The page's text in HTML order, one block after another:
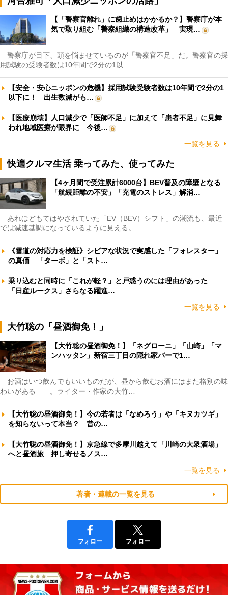
【「警察官離れ」に歯止めはかかるか？】警察庁が本
気で取り組む「警察組織の構造改革」 実現…
警察庁が目下、頭を悩ませているのが「警察官不足」だ。警察官の採
用試験の受験者数は10年間で2分の1以…
【安全・安心ニッポンの危機】採用試験受験者数は10年間で2分の1
以下に！ 出生数減がも…
【医療崩壊】人口減少で「医師不足」に加えて「患者不足」に見舞
われ地域医療が限界に 今後…
一覧を見る
快適クルマ生活 乗ってみた、使ってみた
【4ヶ月間で受注累計6000台】BEV普及の障壁となる
「航続距離の不安」「充電のストレス」解消…
あれほどもてはやされていた「EV（BEV）シフト」の潮流も、最近
では減速基調になっているように見える。…
《雪道の対応力を検証》シビアな状況で実感した「フォレスター」
の真価 「ターボ」と「スト…
乗り込むと同時に「これが軽？」と戸惑うのには理由があった
「日産ルークス」さらなる躍進…
一覧を見る
大竹聡の「昼酒御免！」
【大竹聡の昼酒御免！】「ネグローニ」「山崎」「マ
ンハッタン」新宿三丁目の隠れ家バーで1…
お酒はいつ飲んでもいいものだが、昼から飲むお酒にはまた格別の味
わいがある――。ライター・作家の大竹…
【大竹聡の昼酒御免！】今の若者は「なめろう」や「キヌカツギ」
を知らないって本当？ 昔の…
【大竹聡の昼酒御免！】京急線で多摩川越えて「川崎の大衆酒場」
へと昼酒旅 押し寄せるノス…
一覧を見る
著者・連載の一覧を見る
フォロー フォロー